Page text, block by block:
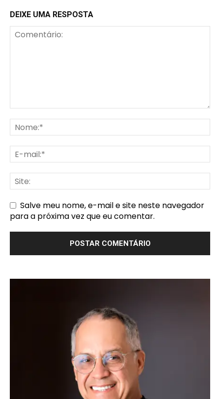
DEIXE UMA RESPOSTA
Salve meu nome, e-mail e site neste navegador
para a próxima vez que eu comentar.